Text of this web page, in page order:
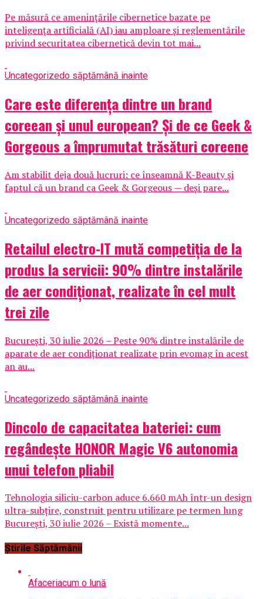
Pe măsură ce amenințările cibernetice bazate pe
inteligența artificială (AI) iau amploare și reglementările
privind securitatea cibernetică devin tot mai...
Uncategorizedo săptămână inainte
Care este diferența dintre un brand
coreean și unul european? Și de ce Geek &
Gorgeous a împrumutat trăsături coreene
Am stabilit deja două lucruri: ce înseamnă K-Beauty și
faptul că un brand ca Geek & Gorgeous — deși pare...
Uncategorizedo săptămână inainte
Retailul electro-IT mută competiția de la
produs la servicii: 90% dintre instalările
de aer condiționat, realizate în cel mult
trei zile
București, 30 iulie 2026 – Peste 90% dintre instalările de
aparate de aer condiționat realizate prin evomag în acest
an au...
Uncategorizedo săptămână inainte
Dincolo de capacitatea bateriei: cum
regândește HONOR Magic V6 autonomia
unui telefon pliabil
Tehnologia siliciu-carbon aduce 6.660 mAh într-un design
ultra-subțire, construit pentru utilizare pe termen lung
București, 30 iulie 2026 – Există momente...
Știrile Săptămânii
Afaceriacum o lună